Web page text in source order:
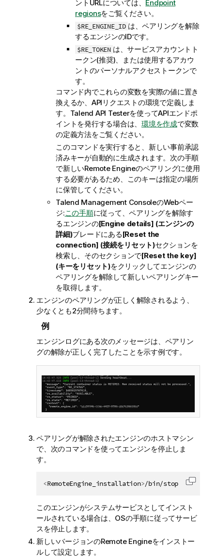
ントURLについては、 Endpoint
regionsをご覧ください。
$RE_ENGINE_ID は、ペアリングを解除
するエンジンのIDです。
$RE_TOKEN は、サービスアカウントト
ークン(推奨)、または使用するアカウ
ントのパーソナルアクセストークンで
す。
コマンド内でこれらの変数を実際の値に置き
換えるか、APIリクエストの環境で定義しま
す。 Talend API Testerを使ってAPIエンドポ
イントを発行する場合は、 環境を作成で変数
の定義方法をご覧ください。
このコマンドを実行すると、新しい事前承認
済みキーが自動的に生成されます。次の手順
で新しいRemote Engineのペアリングに使用
する必要があるため、このキーは指定の場所
に保管してください。
Talend Management ConsoleのWebペー
ジ:この手順に従って、ペアリングを解除す
るエンジンの[Engine details] (エンジンの
詳細)ブレードにある[Reset the
connection] (接続をリセット)セクションを
検索し、そのセクションで[Reset the key]
(キーをリセット)をクリックしてエンジンの
ペアリングを解除して新しいペアリングキー
を取得します。
エンジンのペアリングが正しく解除されるよう、
少なくとも2分間待ちます。
例
エンジンログにある次のメッセージは、ペアリン
グの解除が正しく完了したことを示す例です。
ペアリングが解除されたエンジンのホストマシン
で、次のコマンドを使ってエンジンを停止しま
す。
<RemoteEngine_installation>/bin/stop コード
このエンジンがシステムサービスとしてインスト
ールされている場合は、OSの手順に従ってサービ
スを停止します。
新しいバージョンのRemote Engineをインストー
ルして設定します。